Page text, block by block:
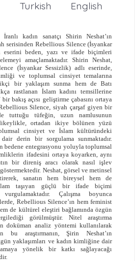
English
Turkish
İranlı kadın sanatçı Shirin Neshat’ın
serisinden Rebellious Silence (İsyankar
eserini beden, yazı ve ifade biçimleri
amaçlamaktadır. Shirin Neshat,
(İsyankar Sessizlik) adlı eserinde,
ve toplumsal cinsiyet temalarına
bir yaklaşım sunma hem de Batı
rastlanan İslam kadını temsillerine
bakış açısı geliştirme çabasını ortaya
Silence, siyah çarşaf giyen bir
tuttuğu tüfeğin, uzun namlusunun
ortadan ikiye bölünen yüzü
cinsiyet ve İslam kültüründeki
derin bir sorgulama sunmaktadır.
bedene entegrasyonu yoluyla toplumsal
ifadesini ortaya koyarken, aynı
bir direniş aracı olarak nasıl işlev
Neshat, görsel ve metinsel
sanatın hem bireysel hem de
taşıyan güçlü bir ifade biçimi
Çalışma boyunca
Rebellious Silence’ın hem feminist
de kültürel eleştiri bağlamında özgün
görülmüştür. Nitel araştırma
doküman analiz yöntemi kullanılarak
bu araştırmanın, Şirin Neshat’ın
yaklaşımları ve kadın kimliğine dair
yönelik bir katkı sağlayacağı